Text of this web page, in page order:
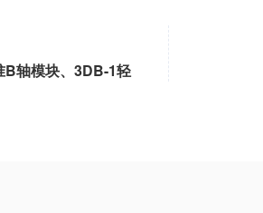
轴模块、3DB-1轻